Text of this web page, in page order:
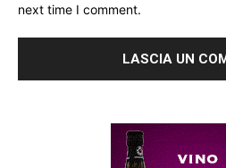
next time I comment.